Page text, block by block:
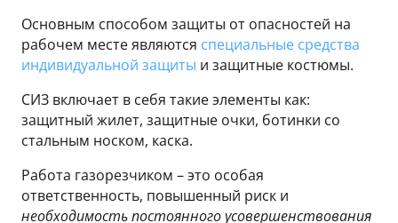
Основным способом защиты от опасностей на
рабочем месте являются специальные средства
индивидуальной защиты и защитные костюмы.
СИЗ включает в себя такие элементы как:
защитный жилет, защитные очки, ботинки со
стальным носком, каска.
Работа газорезчиком – это особая
ответственность, повышенный риск и
необходимость постоянного усовершенствования